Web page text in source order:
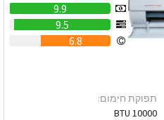
9.9
9.5
6.8
תפוקת חימום:
10000 BTU